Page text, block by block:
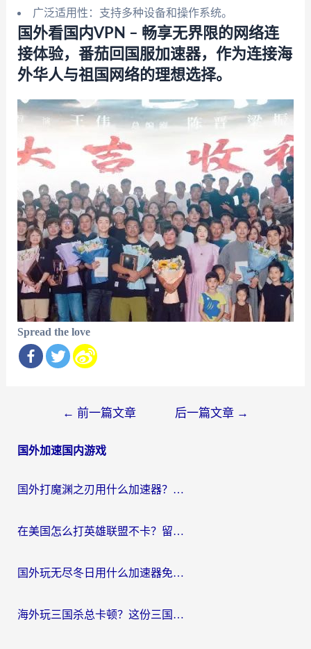
广泛适用性：支持多种设备和操作系统。
国外看国内VPN – 畅享无界限的网络连
接体验，番茄回国服加速器，作为连接海
外华人与祖国网络的理想选择。
Spread the love
导
← 前一篇文章 后一篇文章 →
国外加速国内游戏
国外打魔渊之刃用什么加速器？2026海外玩家国服游戏加速全攻略（附闪耀暖暖&复苏的魔女避坑指南）
在美国怎么打英雄联盟不卡？留学生亲测的国服游戏加速全攻略
国外玩无尽冬日用什么加速器免费？海外党国服游戏加速避坑指南
海外玩三国杀总卡顿？这份三国杀游戏加速器指南帮你告别延迟烦恼